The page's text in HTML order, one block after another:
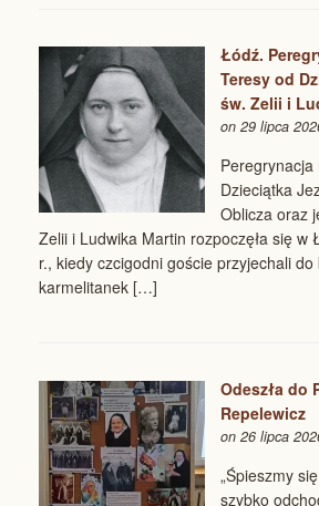
Łódź.
Teresy od
św. Zelii i
on 29 lipca
Peregrynacja
Dzieciątka
Oblicza oraz
Zelii i Ludwika Martin rozpoczęła się w
r., kiedy czcigodni goście przyjechali do
karmelitanek […]
Odeszła do
Repelewicz
on 26 lipca
„Śpieszmy
szybko